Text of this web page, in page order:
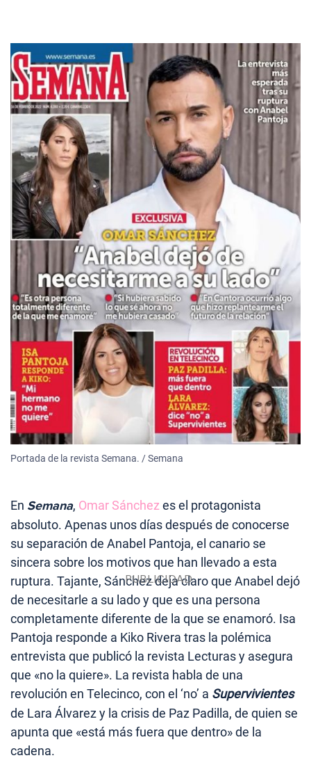
Portada de la revista Semana. / Semana
En Semana, Omar Sánchez es el protagonista
absoluto. Apenas unos días después de conocerse
su separación de Anabel Pantoja, el canario se
sincera sobre los motivos que han llevado a esta
ruptura. Tajante, Sánchez deja claro que Anabel dejó
de necesitarle a su lado y que es una persona
completamente diferente de la que se enamoró. Isa
Pantoja responde a Kiko Rivera tras la polémica
entrevista que publicó la revista Lecturas y asegura
que «no la quiere». La revista habla de una
revolución en Telecinco, con el ‘no’ a Supervivientes
de Lara Álvarez y la crisis de Paz Padilla, de quien se
apunta que «está más fuera que dentro» de la
cadena.